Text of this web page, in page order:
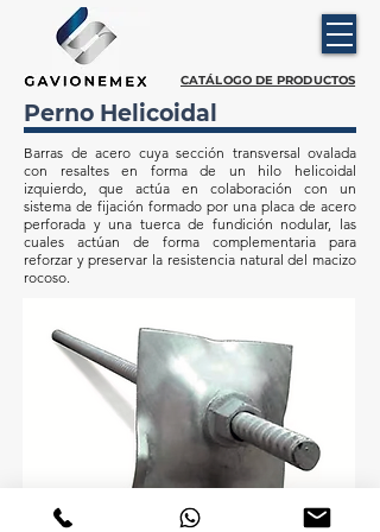
CATÁLOGO DE PRODUCTOS
Perno Helicoidal
Barras de acero cuya sección transversal ovalada
con resaltes en forma de un hilo helicoidal
izquierdo, que actúa en colaboración con un
sistema de fijación formado por una placa de acero
perforada y una tuerca de fundición nodular, las
cuales actúan de forma complementaria para
reforzar y preservar la resistencia natural del macizo
rocoso.